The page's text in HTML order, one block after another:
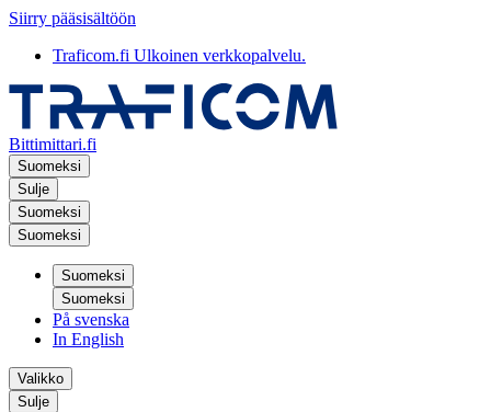
Siirry pääsisältöön
Traficom.fi Ulkoinen verkkopalvelu.
Bittimittari.fi
Suomeksi
Sulje
Suomeksi
Suomeksi
Suomeksi
Suomeksi
På svenska
In English
Valikko
Sulje